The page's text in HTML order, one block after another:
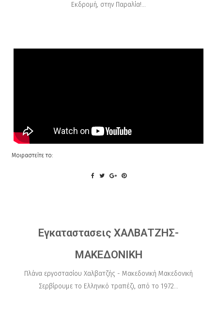
Εκδρομή, στην Παραλία!...
Μοιραστείτε το:
Εγκαταστασεις ΧΑΛΒΑΤΖΗΣ-
ΜΑΚΕΔΟΝΙΚΗ
Πλάνα εργοστασίου Χαλβατζής - Μακεδονική Μακεδονική
Σερβίρουμε το Ελληνικό τραπέζι, από το 1972...